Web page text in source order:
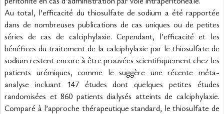
Au total, l’efficacité du thiosulfate de sodium a été rapportée
dans de nombreuses publications de cas uniques ou de petites
séries de cas de calciphylaxie. Cependant, l’efficacité et les
bénéfices du traitement de la calciphylaxie par le thiosulfate de
sodium restent encore à être prouvées scientifiquement chez les
patients urémiques, comme le suggère une récente méta-
analyse incluant 147 études dont quelques petites études
randomisées et 860 patients dialysés atteints de calciphylaxie.
Comparé à l’approche thérapeutique standard, le thiosulfate de